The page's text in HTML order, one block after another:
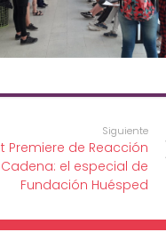
Siguiente
Premiere de Reacción
el especial de
Fundación Huésped